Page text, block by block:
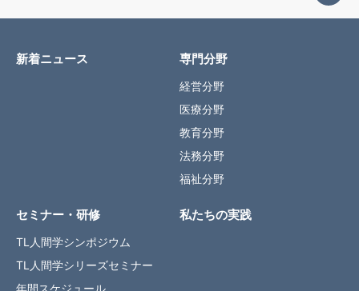
新着ニュース 専門分野
経営分野
医療分野
教育分野
法務分野
福祉分野
セミナー・研修
TL人間学シンポジウム
TL人間学シリーズセミナー
年間スケジュール
私たちの実践